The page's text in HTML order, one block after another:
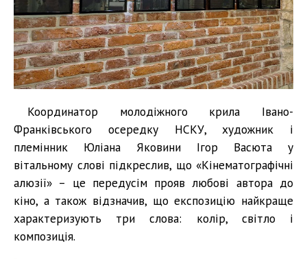
Координатор молодіжного крила Івано-
Франківського осередку НСКУ, художник і
племінник Юліана Яковини Ігор Васюта у
вітальному слові підкреслив, що «Кінематографічні
алюзії» – це передусім прояв любові автора до
кіно, а також відзначив, що експозицію найкраще
характеризують три слова: колір, світло і
композиція.